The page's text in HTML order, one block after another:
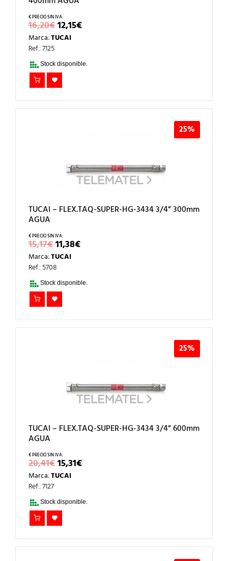
16,20€EL
PRECIO
ORIGINAL
16,20€.
12,15€EL
PRECIO
12,15€.
Marca:TUCAI
Ref.: 7125
Stock disponible.
25%
TUCAI – FLEX.TAQ-SUPER-HG-3434 3/4” 300mm
AGUA
15,17€EL
PRECIO
ORIGINAL
ERA:
15,17€.
11,38€EL
PRECIO
11,38€.
Marca:TUCAI
Ref.: 5708
Stock disponible.
25%
TUCAI – FLEX.TAQ-SUPER-HG-3434 3/4” 600mm
AGUA
20,41€EL
PRECIO
ORIGINAL
20,41€.
15,31€EL
PRECIO
15,31€.
Marca:TUCAI
Ref.: 7127
Stock disponible.